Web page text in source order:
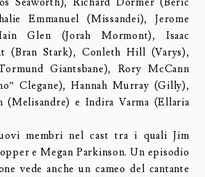
Emmanuel (Missandei), Jerome
Glen (Jorah Mormont), Isaac
(Bran Stark), Conleth Hill (Varys),
Giantsbane), Rory McCann
Clegane), Hannah Murray (Gilly),
(Melisandre) e Indira Varma (Ellaria
membri nel cast tra i quali Jim
e Megan Parkinson. Un episodio
vede anche un cameo del cantante